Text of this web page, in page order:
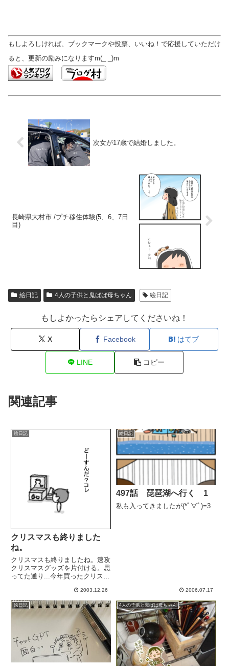
もしよろしければ、ブックマークや投票、いいね！で応援していただけ
ると、更新の励みになりますm(_ _)m
次女が17歳で結婚しました。
長崎県大村市 /プチ移住体験(5、6、7日
目)
絵日記 4人の子供と鬼ばば母ちゃん 絵日記
もしよかったらシェアしてくださいね！
X Facebook はてブ
LINE コピー
関連記事
絵日記
クリスマスも終りました
ね。
クリスマスも終りましたね。速攻
クリスマスグッズを片付ける。思
ってた通り...今年買ったクリスマ
所が無い...久々の友達ママが家に
来てくれた子供ら遊ぶ遊ぶすんげ
ーテンション高っ！２時から６時
までっ遊び疲れて夕方６...
2003.12.26
絵日記
497話 琵琶湖へ行く 1
私も入ってきましたが(*ﾟ∀ﾟ)=3
2006.07.17
絵日記 4人の子供と鬼ばば母ちゃん